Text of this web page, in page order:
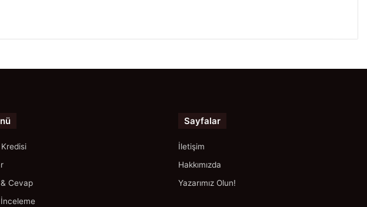
Kredisi
Cevap
Sayfalar
İletişim
Hakkımızda
Yazarımız Olun!